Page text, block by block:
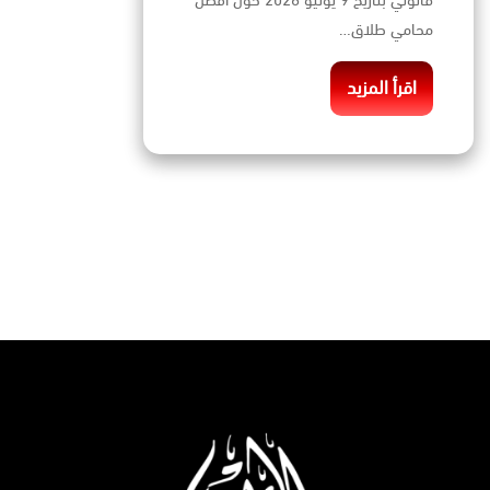
محامي طلاق…
اقرأ المزيد